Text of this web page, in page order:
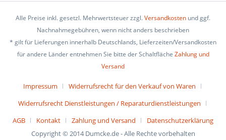
Alle Preise inkl. gesetzl. Mehrwertsteuer zzgl.Versandkosten und ggf.
Nachnahmegebühren, wenn nicht anders beschrieben
* gilt für Lieferungen innerhalb Deutschlands, Lieferzeiten/Versandkosten
für andere Länder entnehmen Sie bitte der Schaltfläche Zahlung und
Versand
Impressum
Widerrufsrecht für den Verkauf von Waren
Widerrufsrecht Dienstleistungen / Reparaturdienstleistungen
AGB
Kontakt Zahlung und Versand
Datenschutzerklärung
Copyright © 2014 Dumcke.de - Alle Rechte vorbehalten